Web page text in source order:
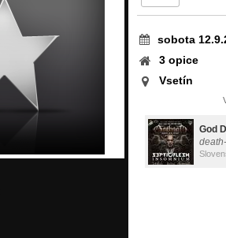
sobota
3 opice
Vsetín
God